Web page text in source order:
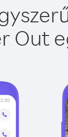
Out